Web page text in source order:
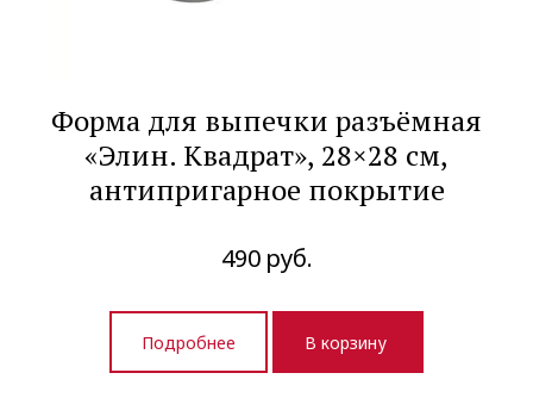
Форма для выпечки разъёмная
«Элин. Квадрат», 28×28 см,
антипригарное покрытие
490 руб.
Подробнее В корзину